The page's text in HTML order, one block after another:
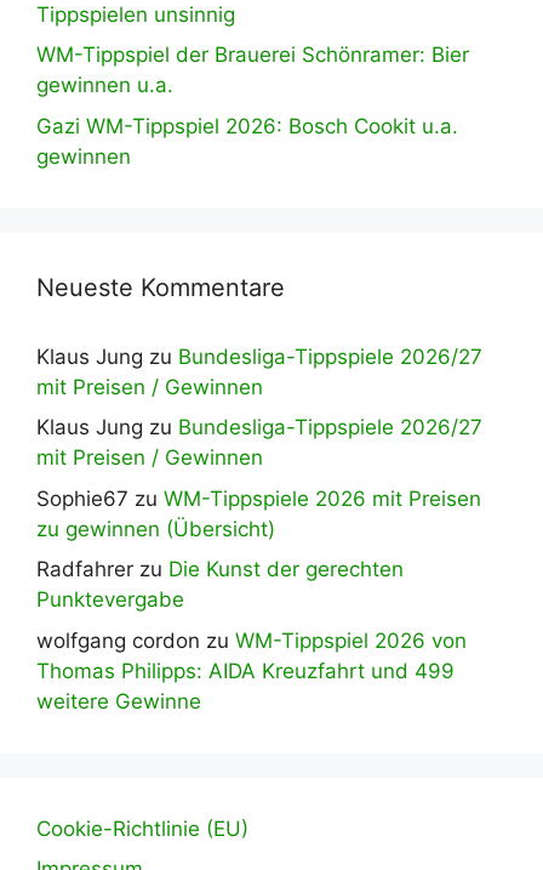
Tippspielen unsinnig
WM-Tippspiel der Brauerei Schönramer: Bier
gewinnen u.a.
Gazi WM-Tippspiel 2026: Bosch Cookit u.a.
gewinnen
Neueste Kommentare
Klaus Jung zu Bundesliga-Tippspiele 2026/27
mit Preisen / Gewinnen
Klaus Jung zu Bundesliga-Tippspiele 2026/27
mit Preisen / Gewinnen
Sophie67 zu WM-Tippspiele 2026 mit Preisen
zu gewinnen (Übersicht)
Radfahrer zu Die Kunst der gerechten
Punktevergabe
wolfgang cordon zu WM-Tippspiel 2026 von
Thomas Philipps: AIDA Kreuzfahrt und 499
weitere Gewinne
Cookie-Richtlinie (EU)